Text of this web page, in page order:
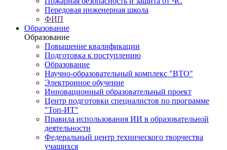
Передовая инженерная школа
ФИП
Образование
Образование
Повышение квалификации
Подготовка к поступлению
Образование
Научно-образовательный комплекс "ВТО"
Электронное обучение
Инновационный образовательный проект
Центр подготовки специалистов по программе
"Топ-ИТ"
Правила использования ИИ в образовательной
деятельности
Федеральный центр технического творчества
учащихся